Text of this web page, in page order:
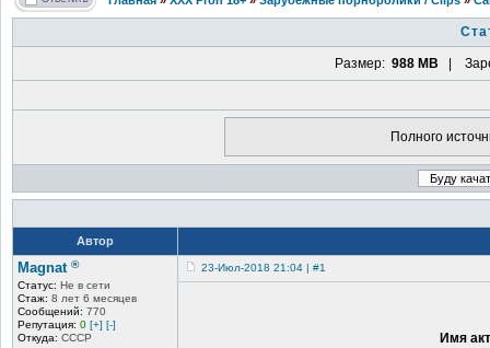
Размер: 988 MB |
Полного
Автор
Magnat ®
Статус: Не в сети
Стаж: 8 лет 6 месяцев
Сообщений: 770
Репутация: 0 [+] [-]
Откуда: CCCP
23-Июл-2018 21:04 | #1
Имя